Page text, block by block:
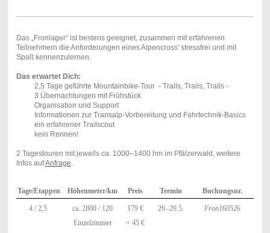
Das „Fronlager“ ist bestens geeignet, zusammen mit erfahrenen
Teilnehmern die Anforderungen eines Alpencross' stressfrei und mit
Spaß kennenzulernen.
Das erwartet Dich:
2,5 Tage geführte Mountainbike-Tour - Trails, Trails, Trails -
3 Übernachtungen mit Frühstück
Organisation und Support
Informationen zur Transalp-Vorbereitung und Fahrtechnik-Basics
ein erfahrener Trailscout
kein Rennen!
2 Tagestouren mit jeweils ca. 1000–1400 hm im Pfälzerwald, weitere
Infos aufAnfrage.
Tage/Etappen Höhenmeter/km Preis Termin Buchungsnr.
4 / 2,5
ca. 2800 / 120
Einzelzimmer
179 €
+ 45 €
26.-29.5. Fron160526